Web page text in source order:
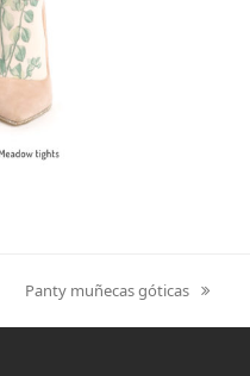
next
post:
Panty muñecas góticas